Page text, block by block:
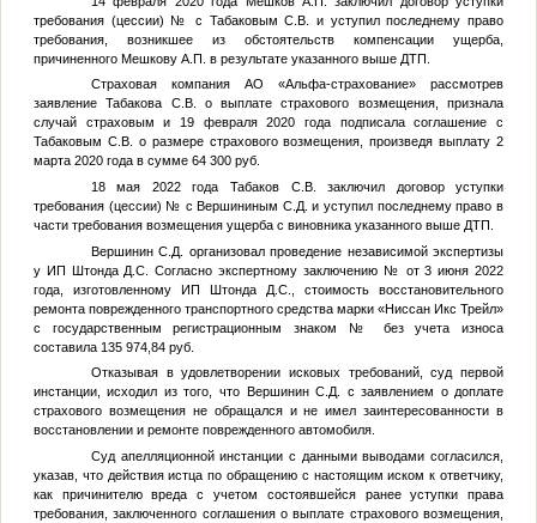
требования (цессии) №
с Табаковым С.В. и уступил последнему право
требования, возникшее из обстоятельств компенсации ущерба,
причиненного Мешкову А.П. в результате указанного выше ДТП.
Страховая компания АО «Альфа-страхование» рассмотрев
заявление Табакова С.В. о выплате страхового возмещения, признала
случай страховым и 19 февраля 2020 года подписала соглашение с
Табаковым С.В. о размере страхового возмещения, произведя выплату 2
марта 2020 года в сумме 64 300 руб.
18 мая 2022 года Табаков С.В. заключил договор уступки
требования (цессии) № с Вершининым С.Д. и уступил последнему право в
части требования возмещения ущерба с виновника указанного выше ДТП.
Вершинин С.Д. организовал проведение независимой экспертизы
у ИП Штонда Д.С. Согласно экспертному заключению № от 3 июня 2022
года, изготовленному ИП Штонда Д.С., стоимость восстановительного
ремонта поврежденного транспортного средства марки «Ниссан Икс Трейл»
с государственным регистрационным знаком №
без учета износа
составила 135 974,84 руб.
Отказывая в удовлетворении исковых требований, суд первой
инстанции, исходил из того, что Вершинин С.Д. с заявлением о доплате
страхового возмещения не обращался и не имел заинтересованности в
восстановлении и ремонте поврежденного автомобиля.
Суд апелляционной инстанции с данными выводами согласился,
указав, что действия истца по обращению с настоящим иском к ответчику,
как причинителю вреда с учетом состоявшейся ранее уступки права
требования, заключенного соглашения о выплате страхового возмещения,